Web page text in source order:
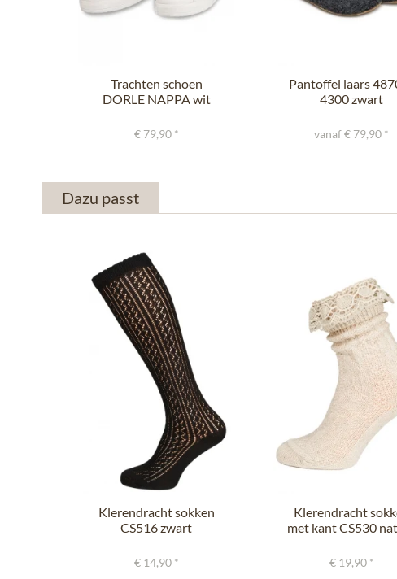
Trachten schoen
DORLE NAPPA wit
€ 79,90 *
Pantoffel laars
4300 zwart
vanaf € 79,90 *
Dazu passt
Klerendracht sokken
CS516 zwart
€ 14,90 *
Klerendracht
met kant CS530
€ 19,90 *